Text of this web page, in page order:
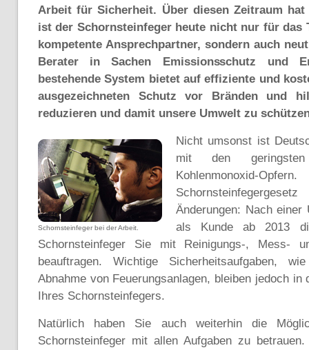
Arbeit für Sicherheit. Über diesen Zeitraum
ist der Schornsteinfeger heute nicht nur für das
kompetente Ansprechpartner, sondern auch
Berater in Sachen Emissionsschutz und
bestehende System bietet auf effiziente und
ausgezeichneten Schutz vor Bränden und
reduzieren und damit unsere Umwelt zu
Schornsteinfeger bei der Arbeit.
Nicht umsonst ist
mit den
Kohlenmonoxid-
Änderungen: Nach einer
als Kunde ab 2013
Schornsteinfeger Sie mit Reinigungs-, Mess-
beauftragen. Wichtige Sicherheitsaufgaben,
Abnahme von Feuerungsanlagen, bleiben jedoch in
Ihres Schornsteinfegers.
Natürlich haben Sie auch weiterhin die
Schornsteinfeger mit allen Aufgaben zu